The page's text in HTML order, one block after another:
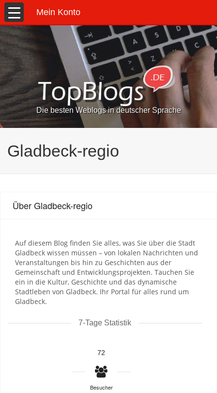
Mein Konto
Die besten Weblogs in deutscher Sprache
Gladbeck-regio
Über Gladbeck-regio
Auf diesem Blog finden Sie alles, was Sie über die Stadt
Gladbeck wissen müssen – von lokalen Nachrichten und
Veranstaltungen bis hin zu Geschichten aus der
Gemeinschaft und Entwicklungsprojekten. Tauchen Sie
ein in die Kultur, Geschichte und das dynamische
Stadtleben von Gladbeck. Ihr Portal für alles rund um
Gladbeck.
7-Tage Statistik
72
Besucher